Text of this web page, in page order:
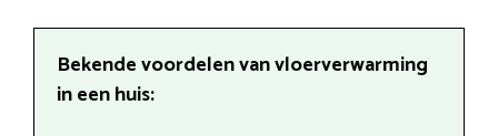
Bekende voordelen van vloerverwarming
in een huis: